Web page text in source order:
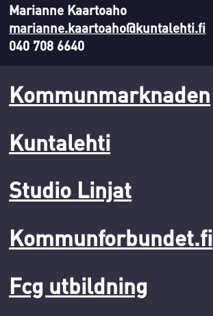
Marianne Kaartoaho
marianne.kaartoaho@kuntalehti.fi
040 708 6640
Kommunmarknaden
Kuntalehti
Studio Linjat
Kommunforbundet.fi
Fcg utbildning